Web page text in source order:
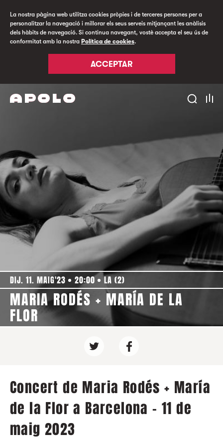
La nostra pàgina web utilitza cookies pròpies i de terceres persones per a
personalitzar la navegació i millorar els seus serveis mitjançant les anàlisis
dels hàbits de navegació. Si continua navegant, vostè accepta el seu ús de
conformitat amb la nostra Política de cookies.
ACCEPTAR
DIJ. 11. MAIG'23 20:00 LA (2)
MARIA RODÉS + MARÍA DE LA
FLOR
Concert de Maria Rodés + María
de la Flor a Barcelona - 11 de
maig 2023